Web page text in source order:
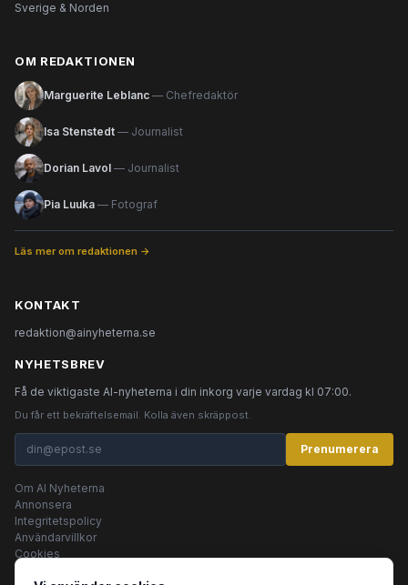
Sverige & Norden
OM REDAKTIONEN
Marguerite Leblanc — Chefredaktör
Isa Stenstedt — Journalist
Dorian Lavol — Journalist
Pia Luuka — Fotograf
Läs mer om redaktionen →
KONTAKT
redaktion@ainyheterna.se
NYHETSBREV
Få de viktigaste AI-nyheterna i din inkorg varje vardag kl 07:00.
Du får ett bekräftelsemail. Kolla även skräppost.
Prenumerera
Om AI Nyheterna
Annonsera
Integritetspolicy
Användarvillkor
Cookies